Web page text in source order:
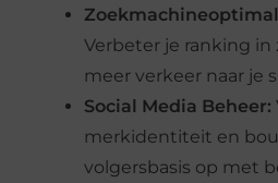
Verbeter je ranking
meer verkeer naar je
Social Media Beheer:
merkidentiteit en
volgersbasis op met